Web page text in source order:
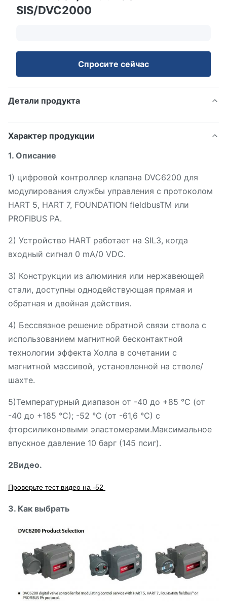
SIS/DVC2000
Спросите сейчас
Детали продукта
Характер продукции
1. Описание
1) цифровой контроллер клапана DVC6200 для
модулирования службы управления с протоколом
HART 5, HART 7, FOUNDATION fieldbusTM или
PROFIBUS PA.
2) Устройство HART работает на SIL3, когда
входный сигнал 0 mA/0 VDC.
3) Конструкции из алюминия или нержавеющей
стали, доступны однодействующая прямая и
обратная и двойная действия.
4) Бессвязное решение обратной связи ствола с
использованием магнитной бесконтактной
технологии эффекта Холла в сочетании с
магнитной массивой, установленной на стволе/
шахте.
5)Температурный диапазон от -40 до +85 °С (от
-40 до +185 °С); -52 °С (от -61,6 °С) с
фторсиликоновыми эластомерами.Максимальное
впускное давление 10 барг (145 псиг).
2Видео.
Проверьте тест видео на -52
3. Как выбрать